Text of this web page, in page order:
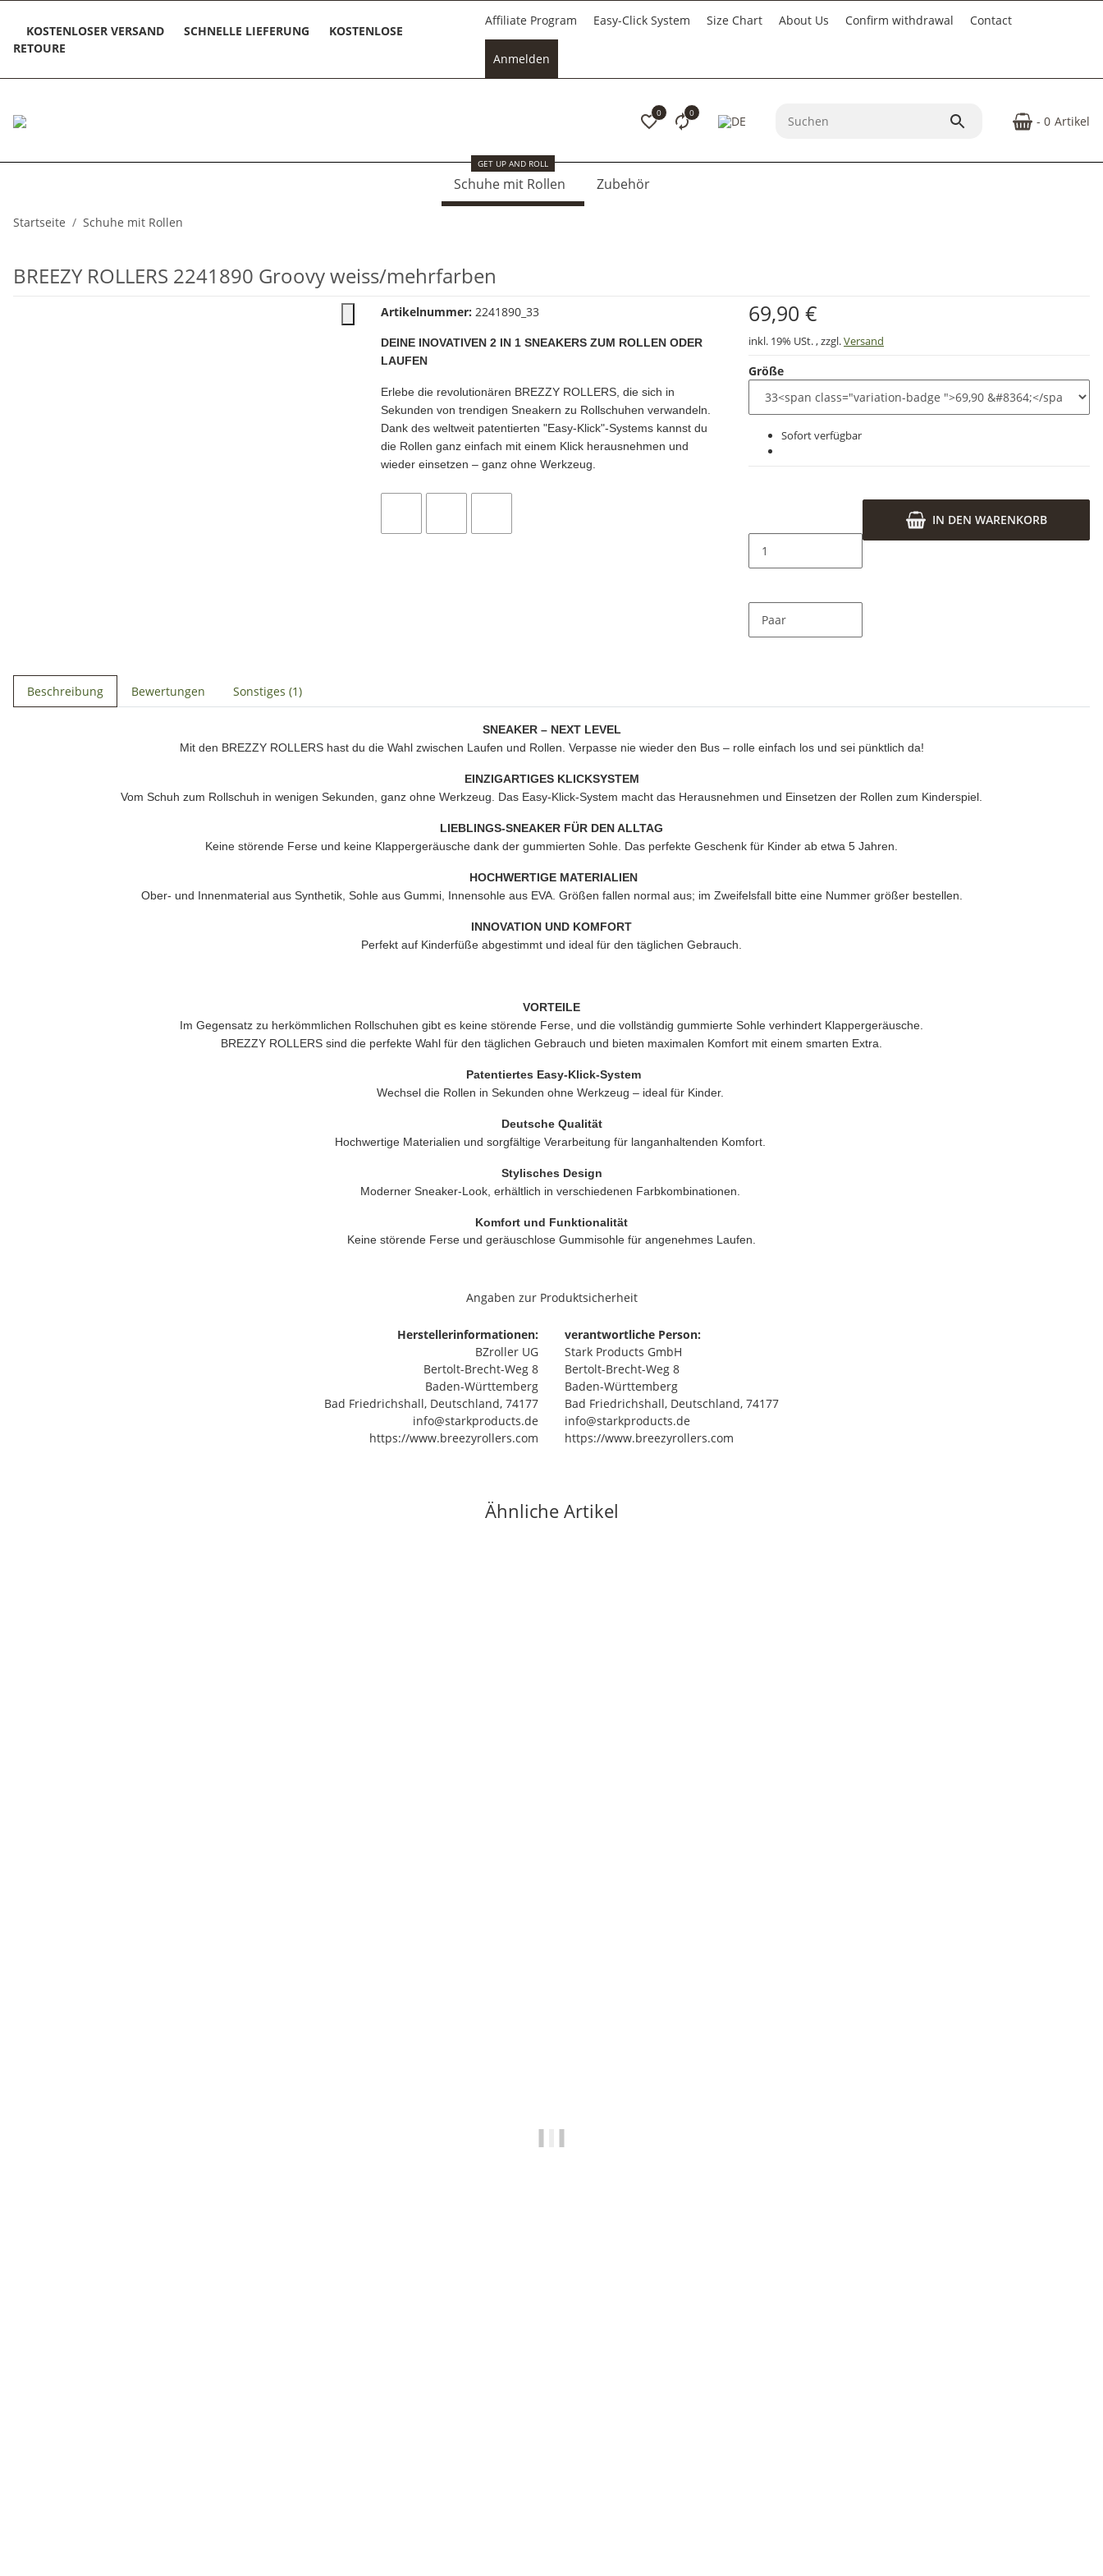
KOSTENLOSER VERSAND SCHNELLE LIEFERUNG
KOSTENLOSE
RETOURE
Affiliate Program Easy-Click System Size Chart About Us Confirm withdrawal Contact
Anmelden
0 0
- 0 Artikel
Schuhe mit Rollen
GET UP AND ROLL
Zubehör
Startseite Schuhe mit Rollen
BREEZY ROLLERS 2241890 Groovy weiss/mehrfarben
Artikelnummer: 2241890_33
DEINE INOVATIVEN 2 IN 1 SNEAKERS ZUM ROLLEN ODER
LAUFEN
Erlebe die revolutionären BREZZY ROLLERS, die sich in
Sekunden von trendigen Sneakern zu Rollschuhen verwandeln.
Dank des weltweit patentierten "Easy-Klick"-Systems kannst du
die Rollen ganz einfach mit einem Klick herausnehmen und
wieder einsetzen – ganz ohne Werkzeug.
Sofort verfügbar
69,90 €
inkl. 19% USt. , zzgl.Versand
Größe
Paar
IN DEN WARENKORB
Beschreibung Bewertungen Sonstiges (1)
SNEAKER – NEXT LEVEL
Mit den BREZZY ROLLERShast du die Wahl zwischen Laufen und Rollen. Verpasse nie wieder den Bus – rolle einfach los und sei pünktlich da!
EINZIGARTIGES KLICKSYSTEM
Vom Schuh zum Rollschuh in wenigen Sekunden, ganz ohne Werkzeug. Das Easy-Klick-System macht das Herausnehmen und Einsetzen der Rollen zum Kinderspiel.
LIEBLINGS-SNEAKER FÜR DEN ALLTAG
Keine störende Ferse und keine Klappergeräusche dank der gummierten Sohle. Das perfekte Geschenk für Kinder ab etwa 5 Jahren.
HOCHWERTIGE MATERIALIEN
Ober- und Innenmaterial aus Synthetik, Sohle aus Gummi, Innensohle aus EVA. Größen fallen normal aus; im Zweifelsfall bitte eine Nummer größer bestellen.
INNOVATION UND KOMFORT
Perfekt auf Kinderfüße abgestimmt und ideal für den täglichen Gebrauch.
VORTEILE
Im Gegensatz zu herkömmlichen Rollschuhen gibt es keine störende Ferse, und die vollständig gummierte Sohle verhindert Klappergeräusche.
BREZZY ROLLERS sind die perfekte Wahl für den täglichen Gebrauch und bieten maximalen Komfort mit einem smarten Extra.
Patentiertes Easy-Klick-System
Wechsel die Rollen in Sekunden ohne Werkzeug – ideal für Kinder.
Deutsche Qualität
Hochwertige Materialien und sorgfältige Verarbeitung für langanhaltenden Komfort.
Stylisches Design
Moderner Sneaker-Look, erhältlich in verschiedenen Farbkombinationen.
Komfort und Funktionalität
Keine störende Ferse und geräuschlose Gummisohle für angenehmes Laufen.
Angaben zur Produktsicherheit
Herstellerinformationen:
BZroller UG
Bertolt-Brecht-Weg 8
Baden-Württemberg
Bad Friedrichshall, Deutschland, 74177
info@starkproducts.de
https://www.breezyrollers.com
verantwortliche Person:
Stark Products GmbH
Bertolt-Brecht-Weg 8
Baden-Württemberg
Bad Friedrichshall, Deutschland, 74177
info@starkproducts.de
https://www.breezyrollers.com
Ähnliche Artikel